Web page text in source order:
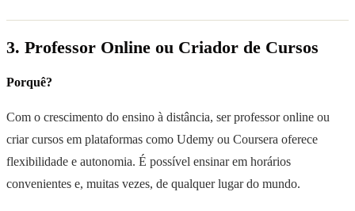
3. Professor Online ou Criador de Cursos
Porquê?
Com o crescimento do ensino à distância, ser professor online ou
criar cursos em plataformas como Udemy ou Coursera oferece
flexibilidade e autonomia. É possível ensinar em horários
convenientes e, muitas vezes, de qualquer lugar do mundo.